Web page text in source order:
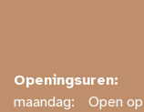
Openingsuren:
maandag:
​​Open